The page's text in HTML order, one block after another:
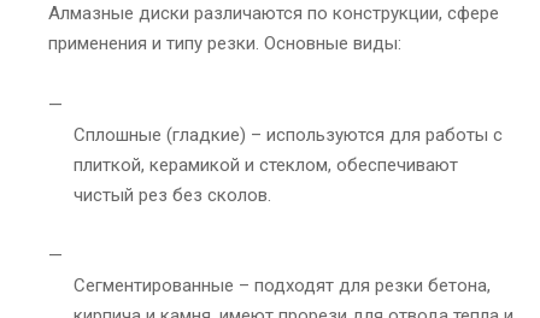
Алмазные диски различаются по конструкции, сфере
применения и типу резки. Основные виды:
Сплошные (гладкие) – используются для работы с
плиткой, керамикой и стеклом, обеспечивают
чистый рез без сколов.
Сегментированные – подходят для резки бетона,